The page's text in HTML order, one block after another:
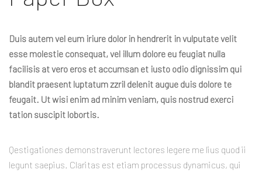
Duis autem vel eum iriure dolor in hendrerit in vulputate velit
esse molestie consequat, vel illum dolore eu feugiat nulla
facilisis at vero eros et accumsan et iusto odio dignissim qui
blandit praesent luptatum zzril delenit augue duis dolore te
feugait. Ut wisi enim ad minim veniam, quis nostrud exerci
tation suscipit lobortis.
Qestigationes demonstraverunt lectores legere me lius quod ii
legunt saepius. Claritas est etiam processus dynamicus, qui